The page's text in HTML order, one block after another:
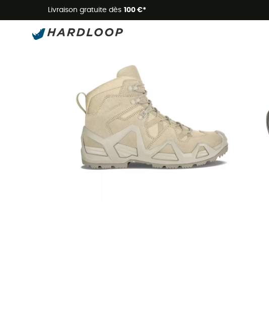
Livraison gratuite dès 100 €* Promos